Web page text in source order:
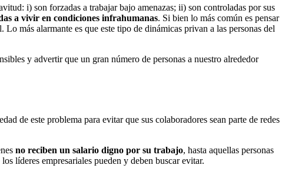
i) son forzadas a trabajar bajo amenazas; ii) son controladas por sus
a vivir en condiciones infrahumanas. Si bien lo más común es pensar
más alarmante es que este tipo de dinámicas privan a las personas del
y advertir que un gran número de personas a nuestro alrededor
de este problema para evitar que sus colaboradores sean parte de redes
no reciben un salario digno por su trabajo, hasta aquellas personas
líderes empresariales pueden y deben buscar evitar.